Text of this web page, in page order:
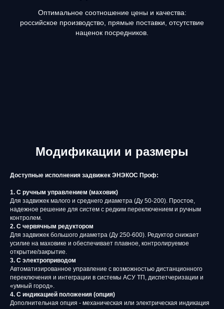
Оптимальное соотношение цены и качества:
российское производство, прямые поставки, отсутствие
наценок посредников.
Модификации и размеры
Доступные исполнения задвижек ЭНЭКОС Проф:
1. С ручным управлением (маховик)
Для задвижек малого и среднего диаметра (Ду 50-200). Простое,
надежное решение для систем с редким переключением и ручным
контролем.
2. С червячным редуктором
Для задвижек большого диаметра (Ду 250-600). Редуктор снижает
усилие на маховике и обеспечивает плавное, контролируемое
открытие/закрытие.
3. С электроприводом
Автоматизированное управление с возможностью дистанционного
переключения и интеграции в системы АСУ ТП, диспетчеризации и
«умный город».
4. С индикацией положения (опция)
Дополнительная опция - механическая или электрическая индикация